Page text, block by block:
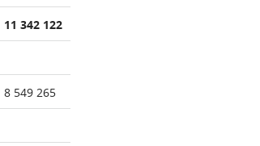
11 342 122
8 549 265